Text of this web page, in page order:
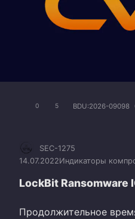
0 5 BDU:2026-09098
SEC-1275
14.07.2022Индикаторы
LockBit Ransomware
Продолжительное